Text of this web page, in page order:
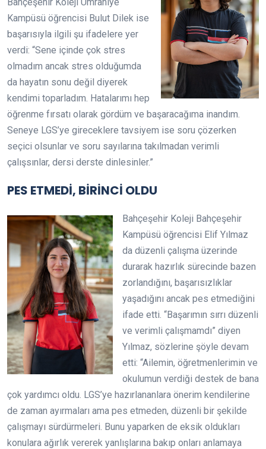
Kampüsü öğrencisi Bulut Dilek ise
başarısıyla ilgili şu ifadelere yer
verdi: “Sene içinde çok stres
olmadım ancak stres olduğumda
da hayatın sonu değil diyerek
kendimi toparladım. Hatalarımı hep
öğrenme fırsatı olarak gördüm ve başaracağıma inandım.
Seneye LGS’ye gireceklere tavsiyem ise soru çözerken
seçici olsunlar ve soru sayılarına takılmadan verimli
çalışsınlar, dersi derste dinlesinler.”
PES ETMEDİ, BİRİNCİ OLDU
Bahçeşehir Koleji Bahçeşehir
Kampüsü öğrencisi Elif Yılmaz
da düzenli çalışma üzerinde
durarak hazırlık sürecinde bazen
zorlandığını, başarısızlıklar
yaşadığını ancak pes etmediğini
ifade etti. “Başarımın sırrı düzenli
ve verimli çalışmamdı” diyen
Yılmaz, sözlerine şöyle devam
etti: “Ailemin, öğretmenlerimin ve
okulumun verdiği destek de bana
çok yardımcı oldu. LGS’ye hazırlananlara önerim kendilerine
de zaman ayırmaları ama pes etmeden, düzenli bir şekilde
çalışmayı sürdürmeleri. Bunu yaparken de eksik oldukları
konulara ağırlık vererek yanlışlarına bakıp onları anlamaya